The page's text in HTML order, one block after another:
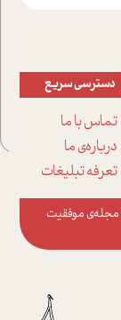
دسترسی سریع
تماس با ما
درباره‌ی ما
تعرفه تبلیغات
مجله‌ی موفقیت